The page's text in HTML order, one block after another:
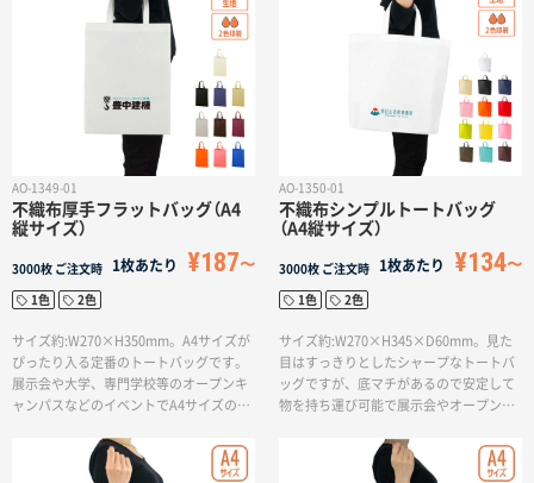
ルカラー印刷まで対応しており、お好み
のデザインでオリジナルトートバッグを
リーズナブルに作成出来ます。
単色からフルカラー印刷まで対応してお
り、お好みのデザインでオリジナルトー
AO-1349-01
不織布厚手フラットバッグ（A4
縦サイズ）
3000枚 ご注文時 1枚あたり ¥187
1色 2色
サイズ約:W270×H350mm。A4サイズが
ぴったり入る定番のトートバッグです。
展示会や大学、専門学校等のオープンキ
ャンパスなどのイベントでA4サイズの資
地に厚みがあるので、中が透けにくく高
級感があります。一色印刷で会社名やロ
AO-1350-01
不織布シンプルトートバッグ
（A4縦サイズ）
3000枚 ご注文時 1枚あたり ¥134
1色 2色
サイズ約:W270×H345×D60mm。見た
目はすっきりとしたシャープなトートバ
ッグですが、底マチがあるので安定して
物を持ち運び可能で展示会やオープンキ
おすすめのバッグです。